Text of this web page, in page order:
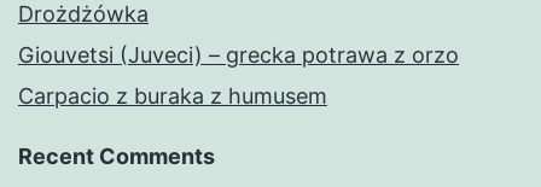
Drożdżówka
Giouvetsi (Juveci) – grecka potrawa z orzo
Carpacio z buraka z humusem
Recent Comments